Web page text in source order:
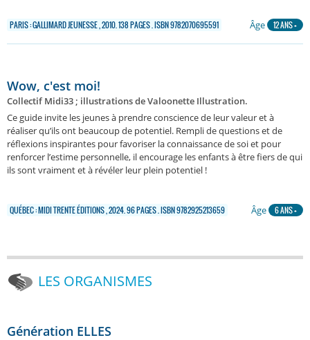
PARIS : GALLIMARD JEUNESSE , 2010. 138 PAGES . ISBN 9782070695591 Âge 12 ANS +
Wow, c'est moi!
Collectif Midi33 ; illustrations de Valoonette Illustration.
Ce guide invite les jeunes à prendre conscience de leur valeur et à
réaliser qu’ils ont beaucoup de potentiel. Rempli de questions et de
réflexions inspirantes pour favoriser la connaissance de soi et pour
renforcer l’estime personnelle, il encourage les enfants à être fiers de qui
ils sont vraiment et à révéler leur plein potentiel !
QUÉBEC : MIDI TRENTE ÉDITIONS , 2024. 96 PAGES . ISBN 9782925213659 Âge 6 ANS +
LES ORGANISMES
Génération ELLES